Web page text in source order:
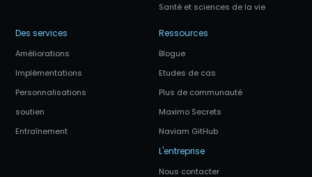
Santé et sciences de la vie
Des services
Améliorations
Implémentations
Personnalisations
soutien
Entraînement
Ressources
Blogue
Etudes de cas
Plus de communauté
Maximo Secrets
Naviam GitHub
L'entreprise
Nous contacter